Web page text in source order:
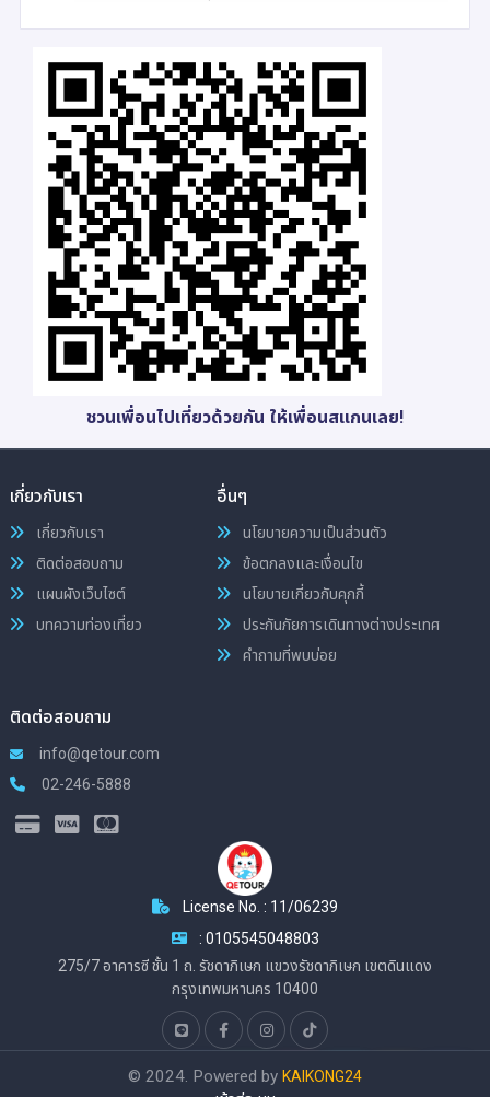
ชวนเพื่อนไปเที่ยวด้วยกัน ให้เพื่อนสแกนเลย!
เกี่ยวกับเรา
เกี่ยวกับเรา
ติดต่อสอบถาม
แผนผังเว็บไซต์
บทความท่องเที่ยว
อื่นๆ
นโยบายความเป็นส่วนตัว
ข้อตกลงและเงื่อนไข
นโยบายเกี่ยวกับคุกกี้
ประกันภัยการเดินทางต่างประเทศ
คำถามที่พบบ่อย
ติดต่อสอบถาม
info@qetour.com
02-246-5888
License No. : 11/06239
: 0105545048803
275/7 อาคารซี ชั้น 1 ถ. รัชดาภิเษก แขวงรัชดาภิเษก เขตดินแดง
กรุงเทพมหานคร 10400
© 2024. Powered by KAIKONG24